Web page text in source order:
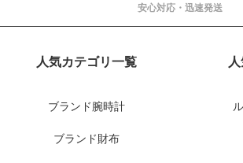
安心対応・迅速発送
人気カテゴリ一覧
ブランド腕時計
ブランド財布